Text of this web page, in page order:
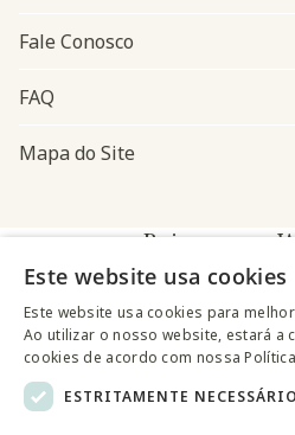
Fale Conosco
FAQ
Mapa do Site
Baixe o app
Este website usa cookies
Este website usa cookies para
Ao utilizar o nosso website, estará a
cookies de acordo com nossa
ESTRITAMENTE